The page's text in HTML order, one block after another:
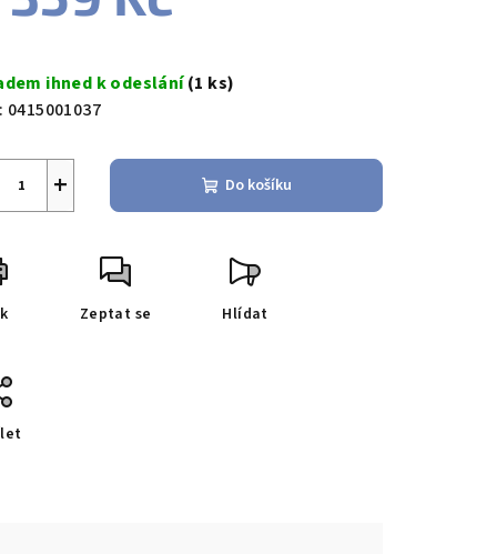
ihned k odeslání(1 ks)
0415001037
+ Do košíku
Zeptat se Hlídat